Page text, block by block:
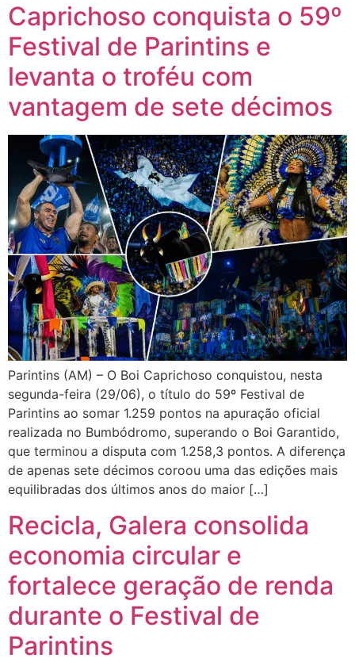
Caprichoso conquista o 59º
Festival de Parintins e
levanta o troféu com
vantagem de sete décimos
Parintins (AM) – O Boi Caprichoso conquistou, nesta
segunda-feira (29/06), o título do 59º Festival de
Parintins ao somar 1.259 pontos na apuração oficial
realizada no Bumbódromo, superando o Boi Garantido,
que terminou a disputa com 1.258,3 pontos. A diferença
de apenas sete décimos coroou uma das edições mais
equilibradas dos últimos anos do maior […]
Recicla, Galera consolida
economia circular e
fortalece geração de renda
durante o Festival de
Parintins